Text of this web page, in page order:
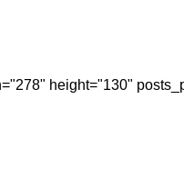
height="130"